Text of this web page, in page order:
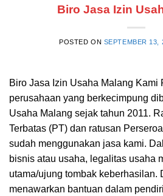
Biro Jasa Izin
POSTED ON SEPTEMBER 13,
Biro Jasa Izin Usaha Malang Kami
perusahaan yang berkecimpung
Usaha Malang sejak tahun 2011.
Terbatas (PT) dan ratusan
sudah menggunakan jasa kami.
bisnis atau usaha, legalitas usaha
utama/ujung tombak keberhasilan.
menawarkan bantuan dalam